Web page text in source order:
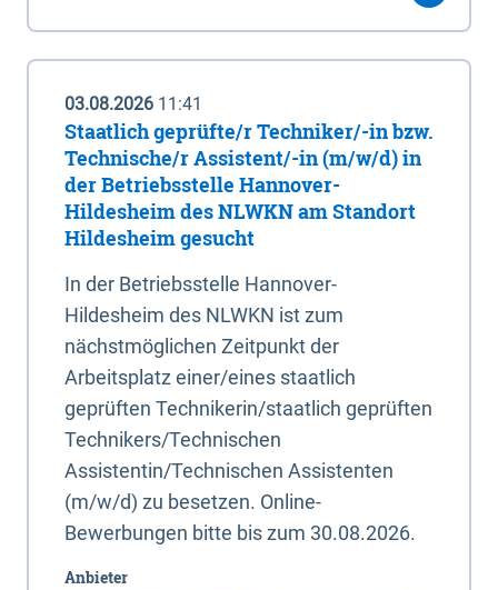
03.08.2026 11:41
Staatlich geprüfte/r Techniker/-in bzw.
Technische/r Assistent/-in (m/w/d) in
der Betriebsstelle Hannover-
Hildesheim des NLWKN am Standort
Hildesheim gesucht
In der Betriebsstelle Hannover-
Hildesheim des NLWKN ist zum
nächstmöglichen Zeitpunkt der
Arbeitsplatz einer/eines staatlich
geprüften Technikerin/staatlich geprüften
Technikers/Technischen
Assistentin/Technischen Assistenten
(m/w/d) zu besetzen. Online-
Bewerbungen bitte bis zum 30.08.2026.
Anbieter